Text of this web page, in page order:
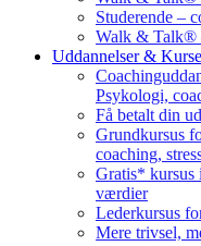
Studerende –
Walk & Talk®
Uddannelser &
Psykologi,
Få betalt din
Grundkursus
coaching,
Gratis* kursus
værdier
Lederkursus
Mere trivsel,